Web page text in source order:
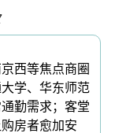
西等焦点商圈
学、华东师范
勤需求；客堂
房者愈加安